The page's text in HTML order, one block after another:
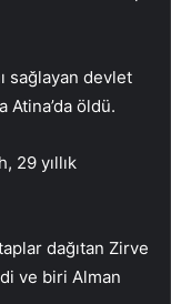
sağlayan devlet
Atina’da öldü.
29 yıllık
dağıtan Zirve
ve biri Alman